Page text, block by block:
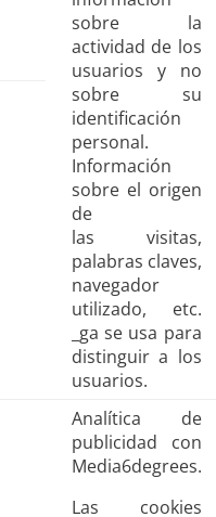
sobre la
actividad de los
usuarios y no
sobre su
identificación
personal.
Información
sobre el origen
de
las visitas,
palabras claves,
navegador
utilizado, etc.
_ga se usa para
distinguir a los
usuarios.
Analítica de
publicidad con
Media6degrees.
Las cookies